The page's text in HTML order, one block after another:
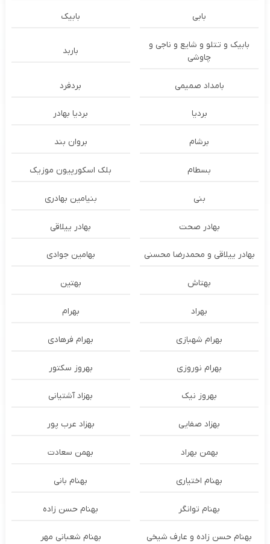
بابی بابیک
بابیک و تتلو و شایع و ناجی و
چاوشی
باربد
بامداد صمیمی بردفرد
بردیا بردیا بهادر
برشام بروان بند
بسطام بلک اسکورپیون موزیک
بنی بنیامین بهادری
بهادر صحت بهادر ییلاقی
بهادر ییلاقی و محمدرضا محسنی بهامین جوادی
بهتاش بهتین
بهراد بهرام
بهرام شهبازی بهرام فرهادی
بهرام نوروزی بهروز سکتور
بهروز نیک بهزاد آشتیانی
بهزاد صفایی بهزاد عرب پور
بهمن بهراد بهمن سعادت
بهنام اختیاری بهنام بانی
بهنام توانگر بهنام حسن زاده
بهنام حسن زاده و عارف شیخی بهنام شعبانی مهر